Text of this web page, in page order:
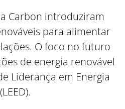
Carbon introduziram
para alimentar
O foco no futuro
de energia renovável
Liderança em Energia